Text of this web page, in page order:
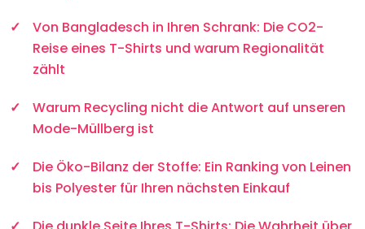
Von Bangladesch in Ihren Schrank: Die CO2-
Reise eines T-Shirts und warum Regionalität
zählt
Warum Recycling nicht die Antwort auf unseren
Mode-Müllberg ist
Die Öko-Bilanz der Stoffe: Ein Ranking von Leinen
bis Polyester für Ihren nächsten Einkauf